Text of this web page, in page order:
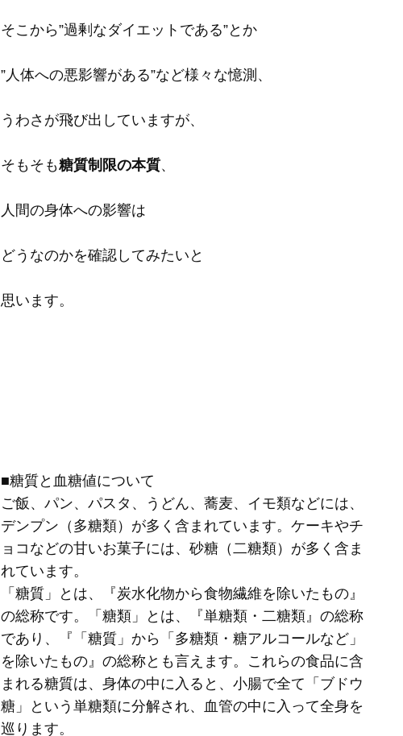
そこから”過剰なダイエットである”とか
”人体への悪影響がある”など様々な憶測、
うわさが飛び出していますが、
そもそも糖質制限の本質、
人間の身体への影響は
どうなのかを確認してみたいと
思います。
■糖質と血糖値について
ご飯、パン、パスタ、うどん、蕎麦、イモ類などには、
デンプン（多糖類）が多く含まれています。ケーキやチ
ョコなどの甘いお菓子には、砂糖（二糖類）が多く含ま
れています。
「糖質」とは、『炭水化物から食物繊維を除いたもの』
の総称です。「糖類」とは、『単糖類・二糖類』の総称
であり、『「糖質」から「多糖類・糖アルコールなど」
を除いたもの』の総称とも言えます。これらの食品に含
まれる糖質は、身体の中に入ると、小腸で全て「ブドウ
糖」という単糖類に分解され、血管の中に入って全身を
巡ります。